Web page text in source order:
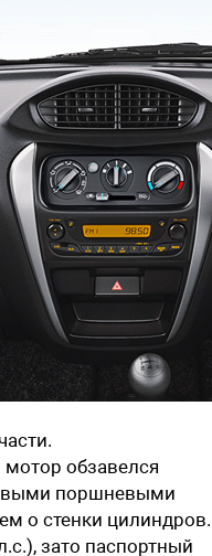
обзавелся
поршневыми
о стенки цилиндров.
зато паспортный